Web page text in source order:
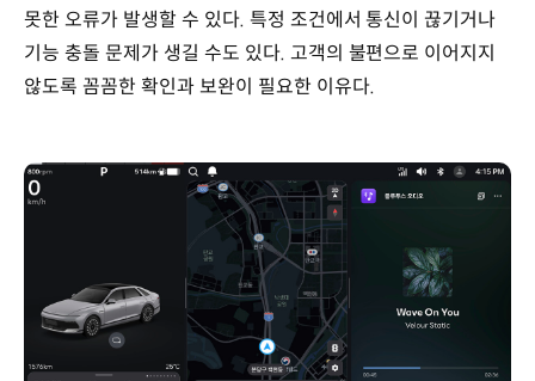
못한 오류가 발생할 수 있다. 특정 조건에서 통신이 끊기거나
기능 충돌 문제가 생길 수도 있다. 고객의 불편으로 이어지지
않도록 꼼꼼한 확인과 보완이 필요한 이유다.